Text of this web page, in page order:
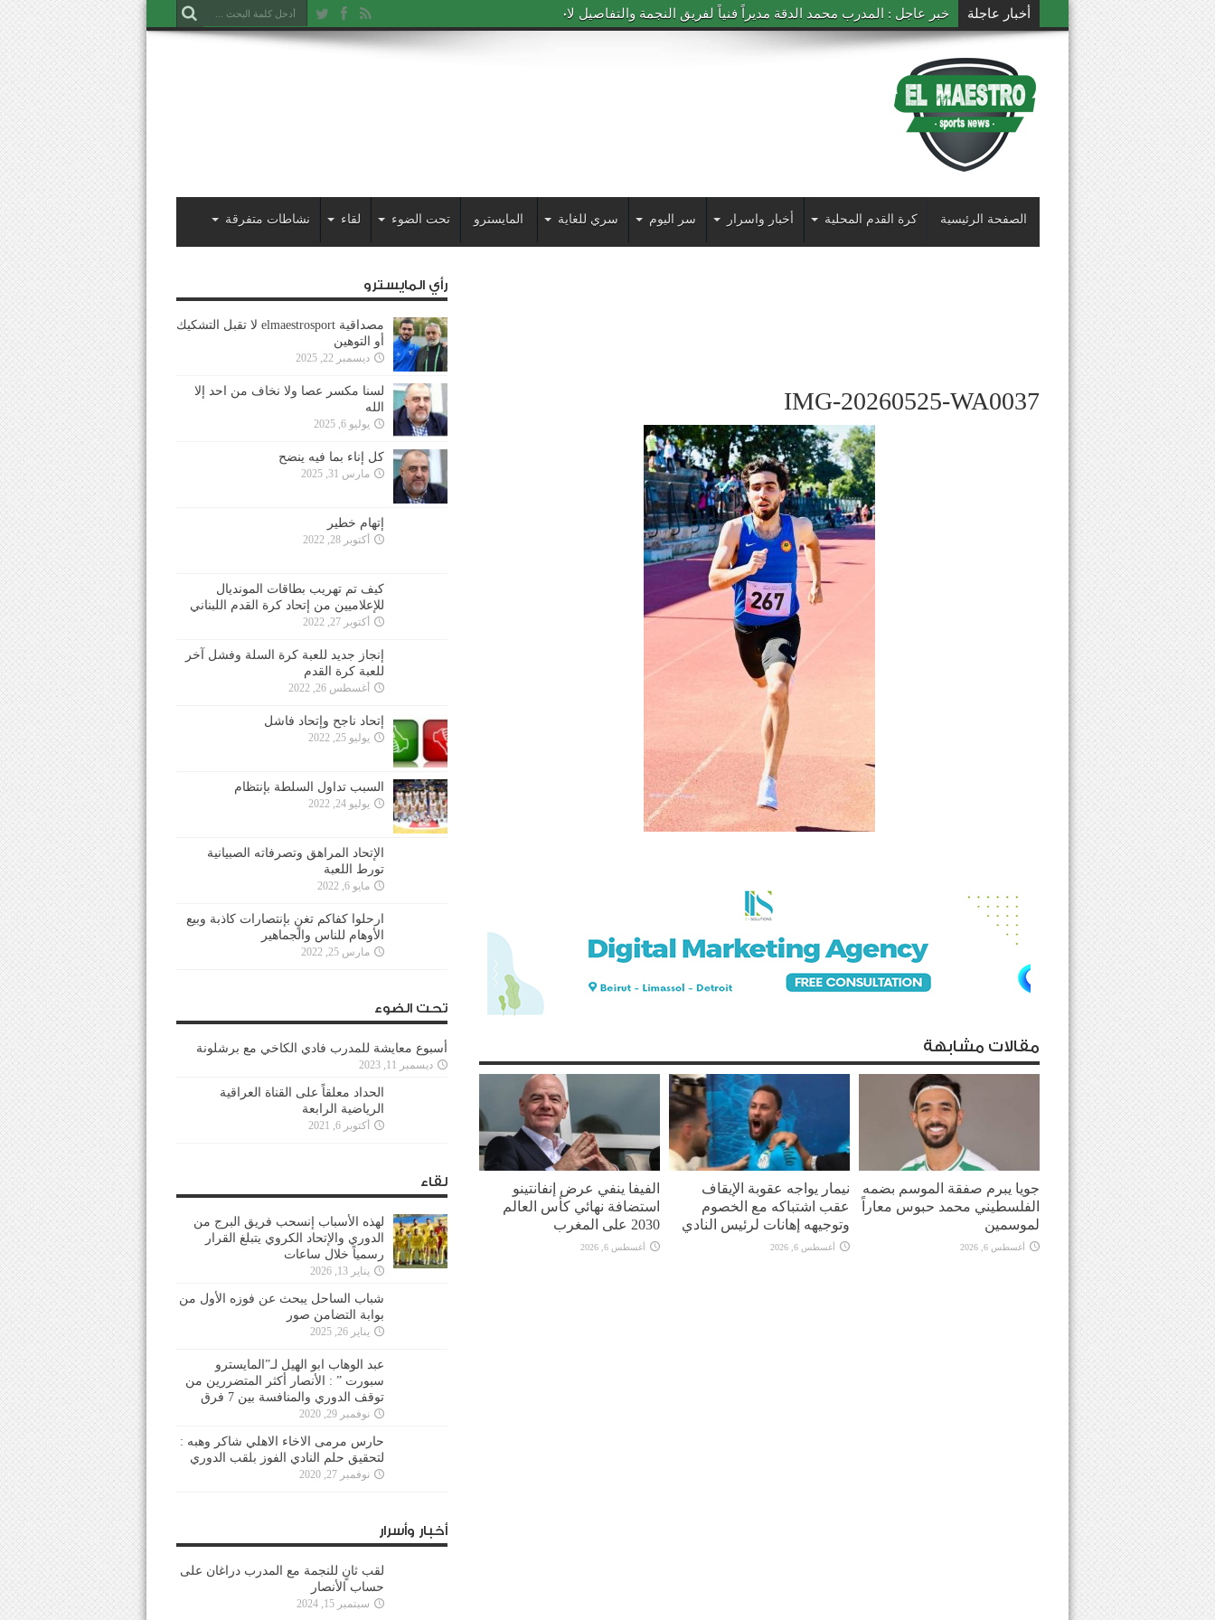
أخبار عاجلة خبر عاجل : المدرب محمد الدقة مديراً فنياً لفريق النجمة والتفاصيل لاحقاً
الصفحة الرئيسية كرة القدم المحلية أخبار واسرار سر اليوم سري للغاية المايسترو تحت الضوء لقاء نشاطات متفرقة
IMG-20260525-WA0037
مقالات مشابهة
جويا يبرم صفقة الموسم بضمه
الفلسطيني محمد حبوس معاراً
لموسمين
أغسطس 6, 2026
نيمار يواجه عقوبة الإيقاف
عقب اشتباكه مع الخصوم
وتوجيهه إهانات لرئيس النادي
أغسطس 6, 2026
الفيفا ينفي عرض إنفانتينو
استضافة نهائي كأس العالم
2030 على المغرب
أغسطس 6, 2026
رأي المايسترو
مصداقية elmaestrosport لا تقبل التشكيك
أو التوهين
ديسمبر 22, 2025
لسنا مكسر عصا ولا نخاف من احد إلا
الله
يوليو 6, 2025
كل إناء بما فيه ينضح
مارس 31, 2025
إتهام خطير
أكتوبر 28, 2022
كيف تم تهريب بطاقات المونديال
للإعلاميين من إتحاد كرة القدم اللبناني
أكتوبر 27, 2022
إنجاز جديد للعبة كرة السلة وفشل آخر
للعبة كرة القدم
أغسطس 26, 2022
إتحاد ناجح وإتحاد فاشل
يوليو 25, 2022
السبب تداول السلطة بإنتظام
يوليو 24, 2022
الإتحاد المراهق وتصرفاته الصبيانية
تورط اللعبة
مايو 6, 2022
ارحلوا كفاكم تغنٍ بإنتصارات كاذبة وبيع
الأوهام للناس والجماهير
مارس 25, 2022
تحت الضوء
أسبوع معايشة للمدرب فادي الكاخي مع برشلونة
ديسمبر 11, 2023
الحداد معلقاً على القناة العراقية
الرياضية الرابعة
أكتوبر 6, 2021
لقاء
لهذه الأسباب إنسحب فريق البرج من
الدوري والإتحاد الكروي يتبلغ القرار
رسمياً خلال ساعات
يناير 13, 2026
شباب الساحل يبحث عن فوزه الأول من
بوابة التضامن صور
يناير 26, 2025
عبد الوهاب ابو الهيل لـ”المايسترو
سبورت ” : الأنصار أكثر المتضررين من
توقف الدوري والمنافسة بين 7 فرق
نوفمبر 29, 2020
حارس مرمى الاخاء الاهلي شاكر وهبه :
لتحقيق حلم النادي الفوز بلقب الدوري
نوفمبر 27, 2020
أخبار وأسرار
لقب ثانٍ للنجمة مع المدرب دراغان على
حساب الأنصار
سبتمبر 15, 2024